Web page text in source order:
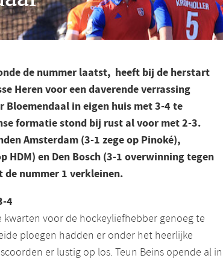
de nummer laatst, heeft bij de herstart
Heren voor eendaverende verrassing
Bloemendaal in eigen huis met 3-4 te
formatie stond bij rust al voor met 2-3.
Amsterdam (3-1 zege op Pinoké),
HDM) en Den Bosch (3-1 overwinning tegen
de nummer 1 verkleinen.
4
kwarten voor de hockeyliefhebber genoeg te
ploegen hadden er onder het heerlijke
er lustig op los. Teun Beins opende al in